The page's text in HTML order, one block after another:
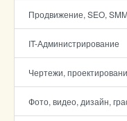
Продвижение, SEO, SMM
IT-Администрирование
Чертежи,
Фото, видео, дизайн,